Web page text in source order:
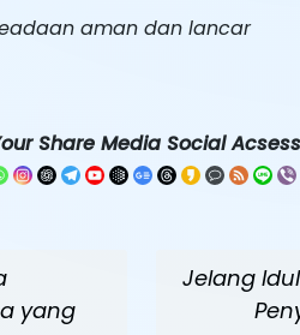
aman dan lancar
Share Media Social
yang
Next
Jelang